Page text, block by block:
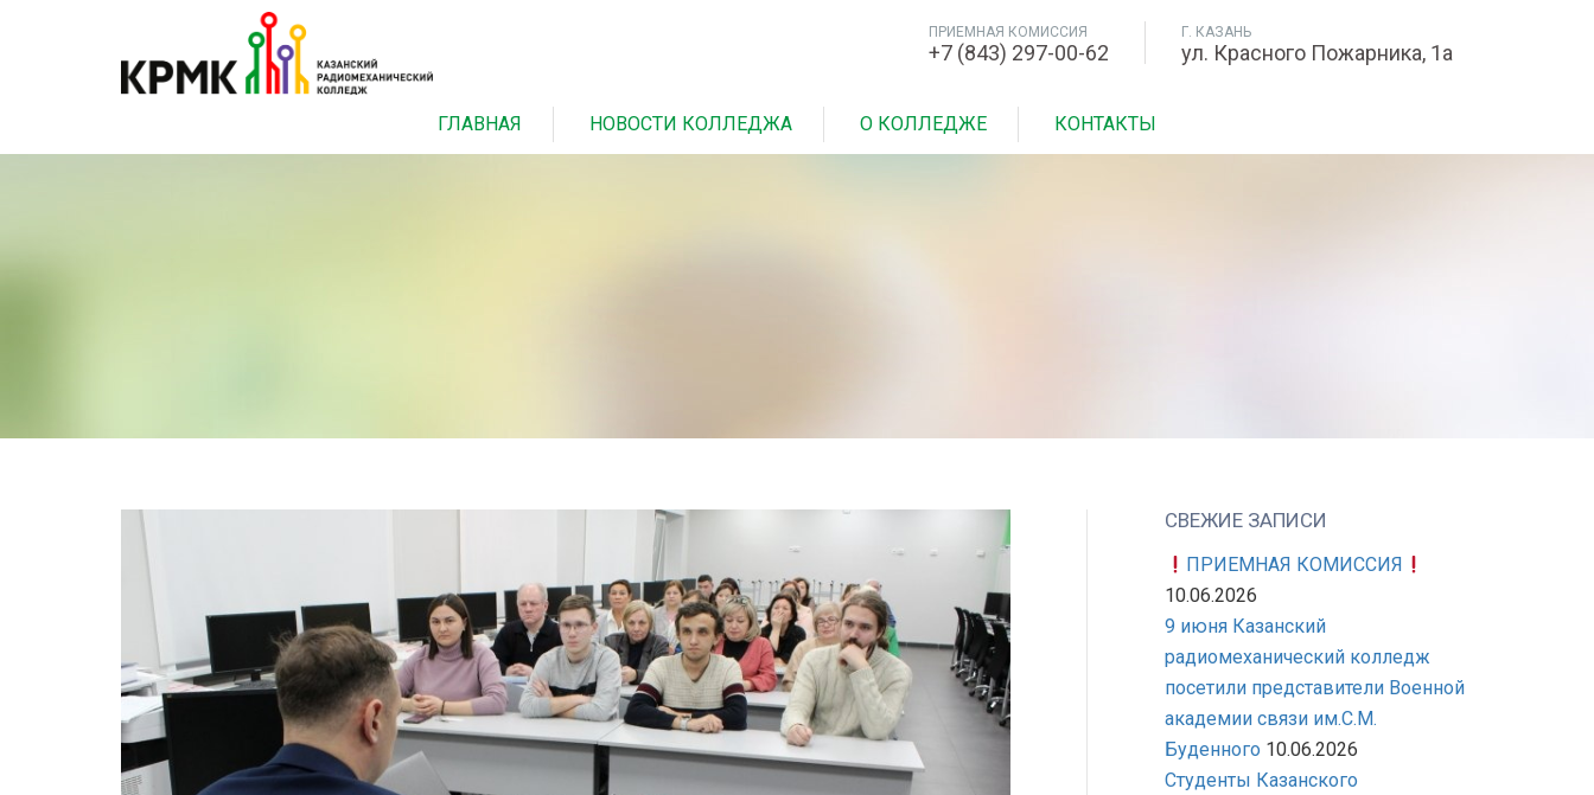
ПРИЕМНАЯ КОМИССИЯ
+7 (843) 297-00-62
Г. КАЗАНЬ
ул. Красного Пожарника, 1а
ГЛАВНАЯ НОВОСТИ КОЛЛЕДЖА О КОЛЛЕДЖЕ КОНТАКТЫ
СВЕЖИЕ ЗАПИСИ
ПРИЕМНАЯ КОМИССИЯ
10.06.2026
9 июня Казанский
радиомеханический колледж
посетили представители Военной
академии связи им.С.М.
Буденного 10.06.2026
Студенты Казанского